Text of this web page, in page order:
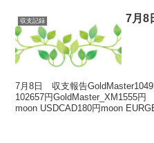
収支記録 7月8
7月8日 収支報告
102657円GoldMaster_XM1555円
moon USDCAD180円moon